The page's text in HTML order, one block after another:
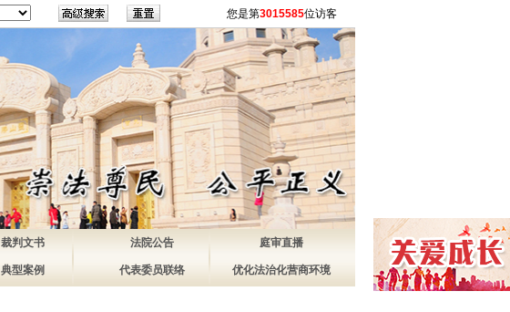
您是第3015585位访客
裁判文书 法院公告 庭审直播
典型案例 代表委员联络 优化法治化营商环境